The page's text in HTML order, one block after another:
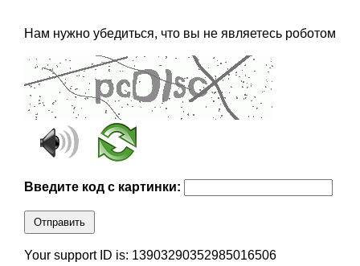
Нам нужно убедиться, что вы не являетесь роботом
Введите код с картинки:
Отправить
Your support ID is: 13903290352985016506